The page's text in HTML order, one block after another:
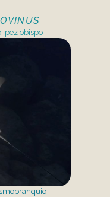
pez obispo